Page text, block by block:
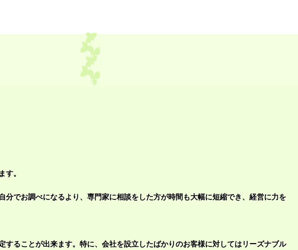
す。
でお調べになるより、専門家に相談をした方が時間も大幅に短縮でき、経営に力を
ることが出来ます。特に、会社を設立したばかりのお客様に対してはリーズナブル